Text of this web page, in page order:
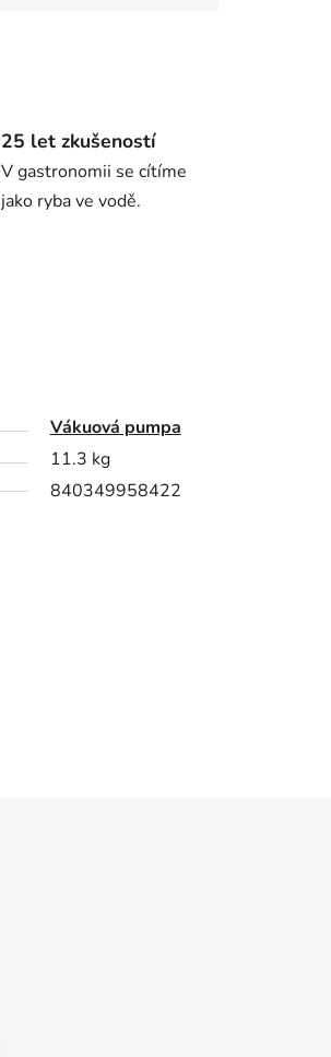
25 let zkušeností
V gastronomii se cítíme
jako ryba ve vodě.
Vákuová pumpa
11.3 kg
840349958422